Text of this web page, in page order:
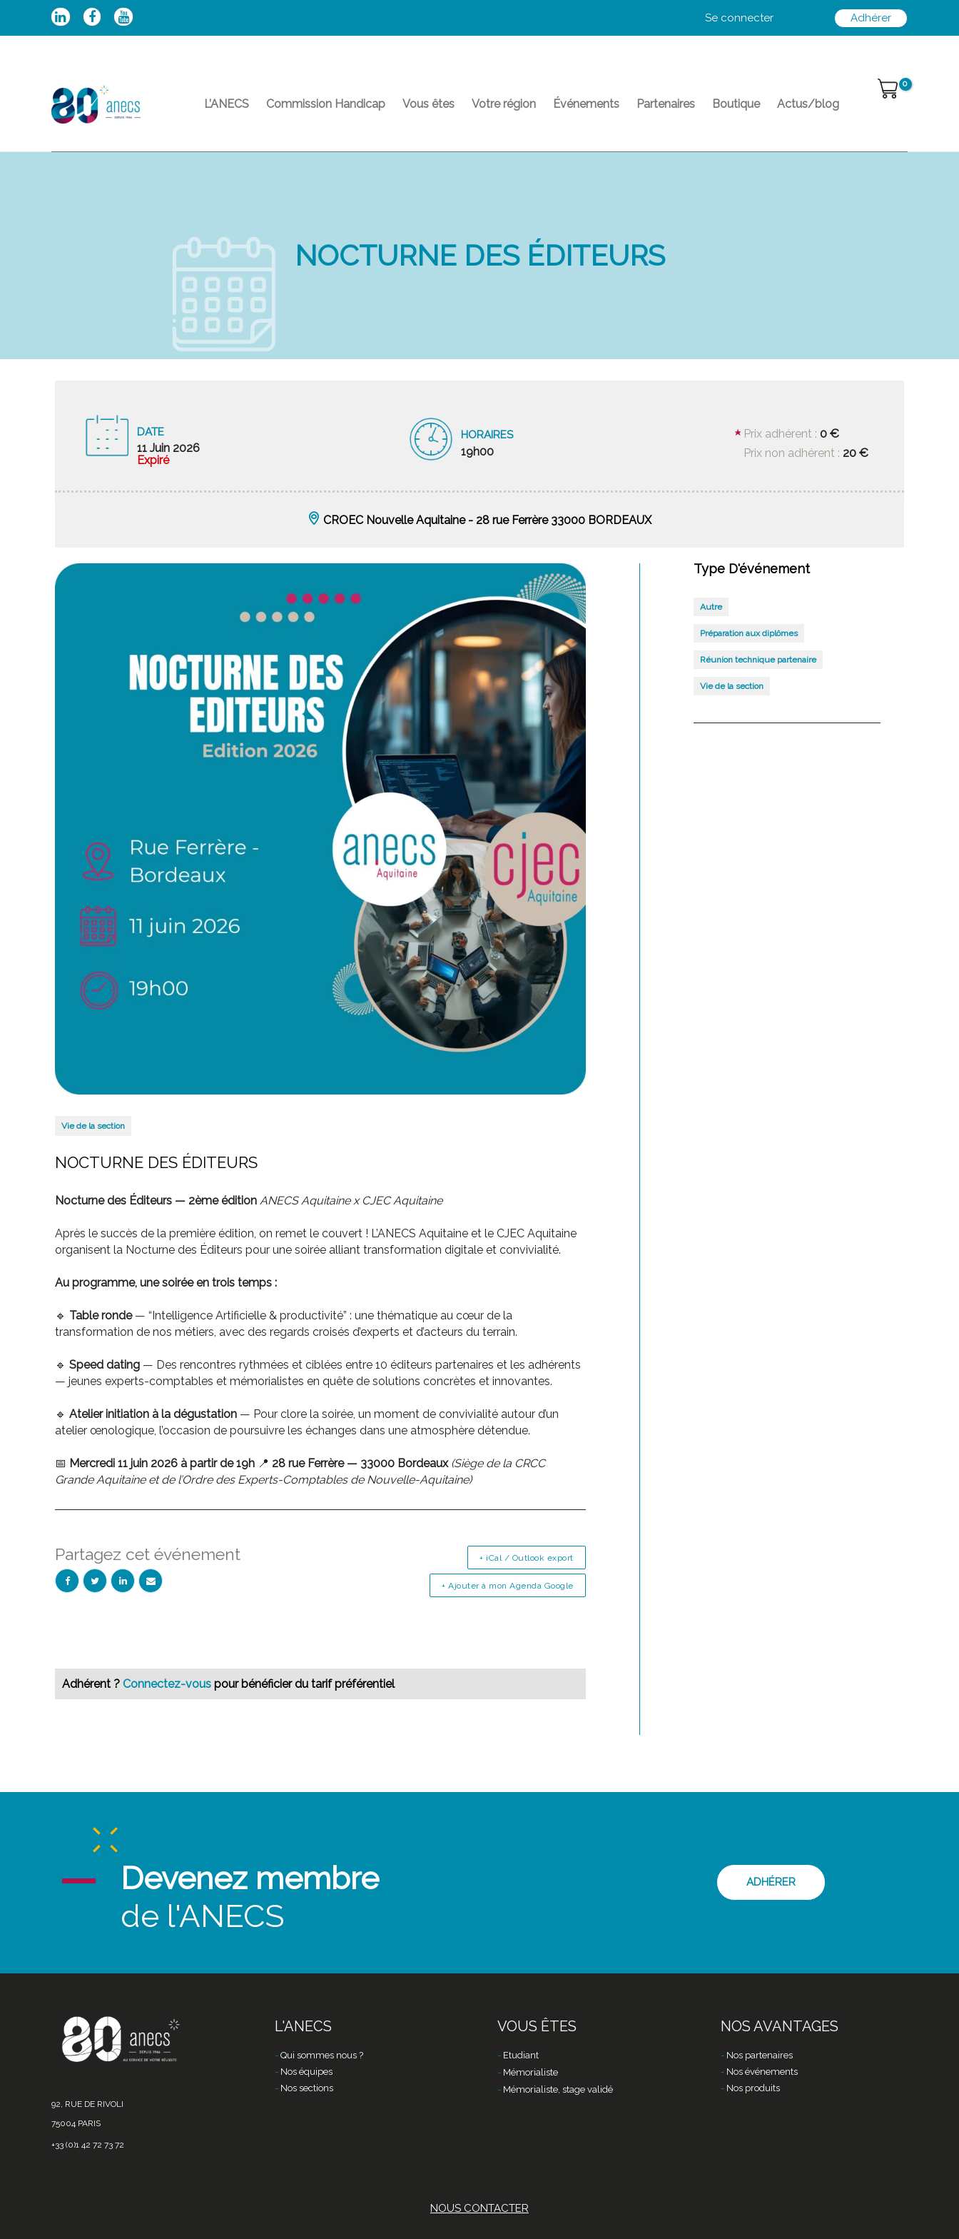
Se connecter Adhérer
L’ANECS Commission Handicap Vous êtes Votre région Événements Partenaires Boutique Actus/blog
NOCTURNE DES ÉDITEURS
DATE
11 Juin 2026
Expiré
HORAIRES
19h00
Prix adhérent : 0 €
Prix non adhérent : 20 €
CROEC Nouvelle Aquitaine - 28 rue Ferrère 33000 BORDEAUX
Vie de la section
NOCTURNE DES ÉDITEURS
Nocturne des Éditeurs — 2ème édition ANECS Aquitaine x CJEC Aquitaine
Après le succès de la première édition, on remet le couvert ! L’ANECS Aquitaine et le CJEC Aquitaine
organisent la Nocturne des Éditeurs pour une soirée alliant transformation digitale et convivialité.
Au programme, une soirée en trois temps :
🔹 Table ronde— “Intelligence Artificielle & productivité” : une thématique au cœur de la
transformation de nos métiers, avec des regards croisés d’experts et d’acteurs du terrain.
🔹 Speed dating — Des rencontres rythmées et ciblées entre 10 éditeurs partenaires et les adhérents
— jeunes experts-comptables et mémorialistes en quête de solutions concrètes et innovantes.
🔹 Atelier initiation à la dégustation — Pour clore la soirée, un moment de convivialité autour d’un
atelier œnologique, l’occasion de poursuivre les échanges dans une atmosphère détendue.
📅 Mercredi 11 juin 2026 à partir de 19h 📍 28 rue Ferrère — 33000 Bordeaux (Siège de la CRCC
Grande Aquitaine et de l’Ordre des Experts-Comptables de Nouvelle-Aquitaine)
Partagez cet événement
+ Ajouter à mon Agenda Google
+ iCal / Outlook export
Adhérent ? Connectez-vous pour bénéficier du tarif préférentiel
Type D'événement
Autre
Préparation aux diplômes
Réunion technique partenaire
Vie de la section
Devenez membre
de l'ANECS
ADHÉRER
92, RUE DE RIVOLI
75004 PARIS
+33 (0)1 42 72 73 72
L'ANECS
Qui sommes nous ?
Nos équipes
Nos sections
VOUS ÊTES
Etudiant
Mémorialiste
Mémorialiste, stage validé
NOS AVANTAGES
Nos partenaires
Nos événements
Nos produits
NOUS CONTACTER